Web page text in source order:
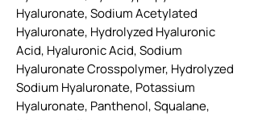
Hyaluronate, Sodium Acetylated
Hyaluronate, Hydrolyzed Hyaluronic
Acid, Hyaluronic Acid, Sodium
Hyaluronate Crosspolymer, Hydrolyzed
Sodium Hyaluronate, Potassium
Hyaluronate, Panthenol, Squalane,